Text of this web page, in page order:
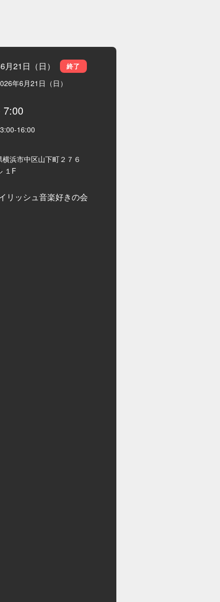
月21日（日） 終了
年6月21日（日）
7:00
-16:00
浜市中区山下町２７６
１F
リッシュ音楽好きの会